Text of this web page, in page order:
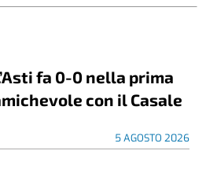
fa 0-0 nella prima
con il Casale
5 AGOSTO 2026